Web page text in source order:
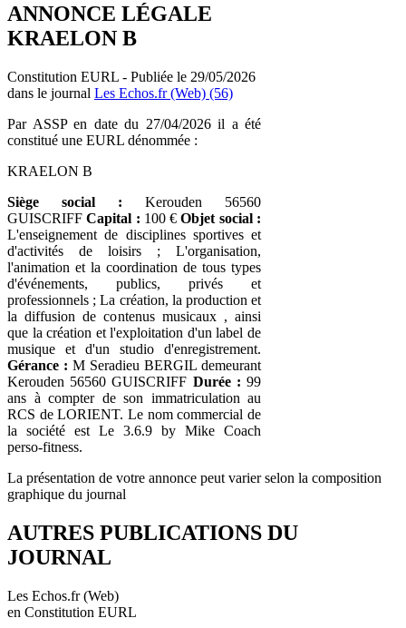
ANNONCE LÉGALE
KRAELON B
Constitution EURL - Publiée le 29/05/2026
dans le journal Les Echos.fr (Web) (56)
Par ASSP en date du 27/04/2026 il a été
constitué une EURL dénommée :
KRAELON B
Siège social : Kerouden 56560
GUISCRIFFCapital : 100 €Objet social :
L'enseignement de disciplines sportives et
d'activités de loisirs ; L'organisation,
l'animation et la coordination de tous types
d'événements, publics, privés et
professionnels ; La création, la production et
la diffusion de contenus musicaux , ainsi
que la création et l'exploitation d'un label de
musique et d'un studio d'enregistrement.
Gérance : M Seradieu BERGIL demeurant
Kerouden 56560 GUISCRIFF Durée : 99
ans à compter de son immatriculation au
RCS de LORIENT. Le nom commercial de
la société est Le 3.6.9 by Mike Coach
perso-fitness.
La présentation de votre annonce peut varier selon la composition
graphique du journal
AUTRES PUBLICATIONS DU
JOURNAL
Les Echos.fr (Web)
en Constitution EURL